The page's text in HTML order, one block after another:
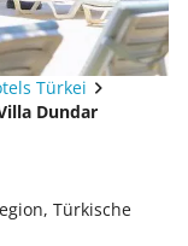
Türkei
Dundar
Türkische